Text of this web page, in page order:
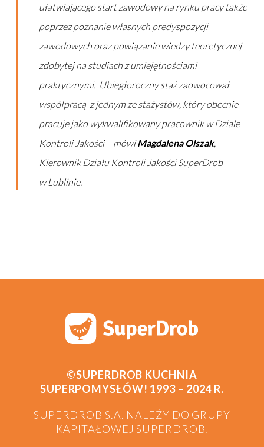
ułatwiającego start zawodowy na rynku pracy także
poprzez poznanie własnych predyspozycji
zawodowych oraz powiązanie wiedzy teoretycznej
zdobytej na studiach z umiejętnościami
praktycznymi. Ubiegłoroczny staż zaowocował
współpracą z jednym ze stażystów, który obecnie
pracuje jako wykwalifikowany pracownik w Dziale
Kontroli Jakości – mówiMagdalena Olszak,
Kierownik Działu Kontroli Jakości SuperDrob
w Lublinie.
©SUPERDROB KUCHNIA
SUPERPOMYSŁÓW! 1993 – 2024 R.
SUPERDROB S.A. NALEŻY DO GRUPY
KAPITAŁOWEJ SUPERDROB.